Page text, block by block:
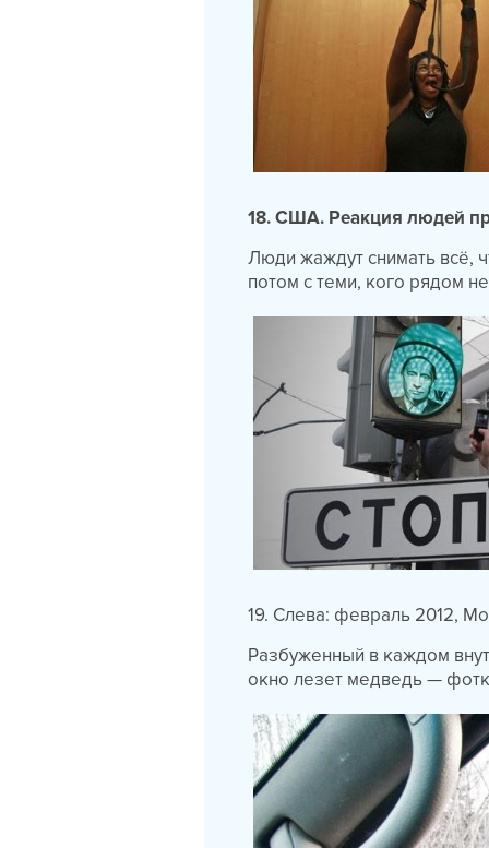
18. США. Реакция людей
Люди жаждут снимать всё,
потом с теми, кого рядом
19. Слева: февраль 2012,
Разбуженный в каждом
окно лезет медведь —